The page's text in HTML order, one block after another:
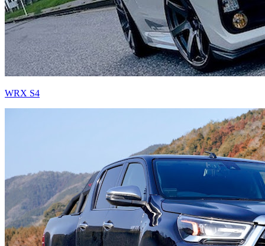
WRX S4